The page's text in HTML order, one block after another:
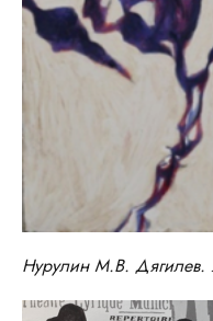
Нурулин М.В. Дягилев.